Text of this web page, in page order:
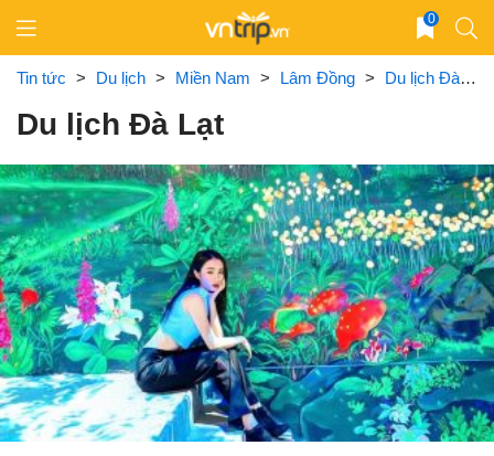
content
0
Tin tức > Du lịch > Miền Nam > Lâm Đồng > Du lịch Đà Lạt
Du lịch Đà Lạt